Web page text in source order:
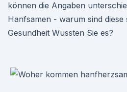
können die Angaben
Hanfsamen - warum sind
Gesundheit Wussten Sie es?